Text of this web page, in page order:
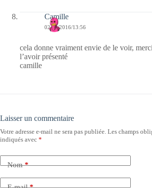
Camille
02/08/2016/13:56
cela donne vraiment envie de le voir,
l’avoir présenté
camille
Laisser un commentaire
Votre adresse e-mail ne sera pas publiée. Les champs
indiqués avec *
Nom*